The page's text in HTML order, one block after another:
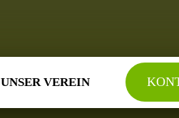
UNSER VEREIN